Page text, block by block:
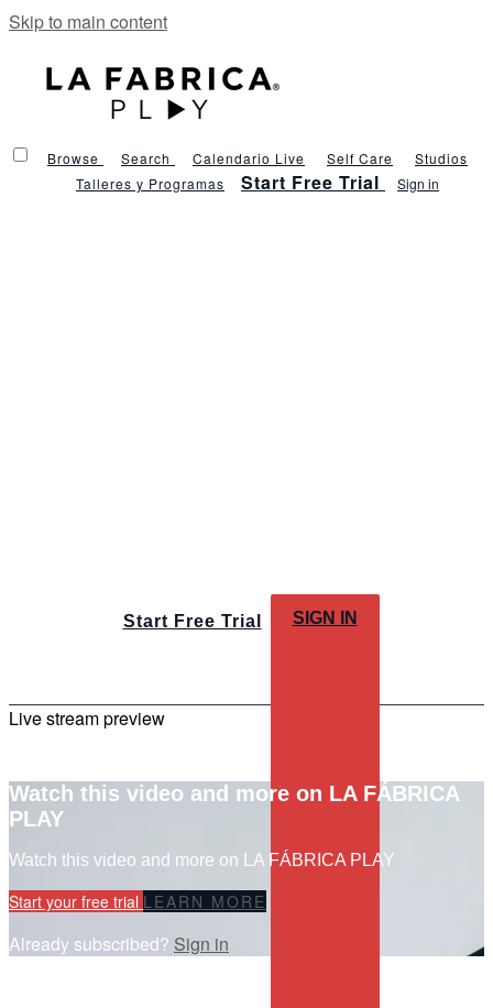
Skip to main content
Browse Search Calendario Live Self Care
Studios
Talleres y Programas
Start Free Trial Sign in
Start Free Trial SIGN IN
Live stream preview
Watch this video and more on LA FÁBRICA
PLAY
Watch this video and more on LA FÁBRICA PLAY
Start your free trial LEARN MORE
Already subscribed? Sign in